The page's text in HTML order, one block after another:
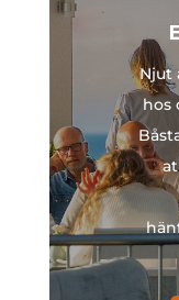
Njut
hos